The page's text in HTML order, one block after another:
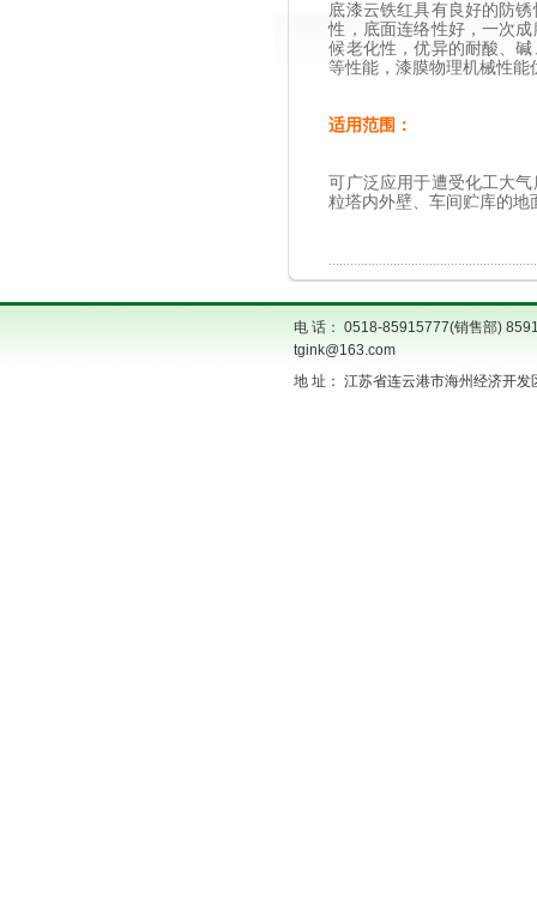
底漆云铁红具有良好的防
性，底面连络性好，一次
候老化性，优异的耐酸、
等性能，漆膜物理机械性
适用范围：
可广泛应用于遭受化工大
粒塔内外壁、车间贮库的
电 话： 0518-85915777(销售部)
tgink@163.com
地 址： 江苏省连云港市海州经济开